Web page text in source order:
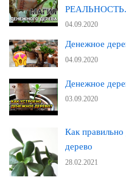
04.09.2020
Денежное
04.09.2020
Денежное
03.09.2020
Как
дерево
28.02.2021